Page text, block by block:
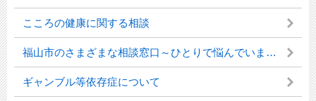
こころの健康に関する相談
福山市のさまざまな相談窓口～ひとりで悩んでいませんか？～
ギャンブル等依存症について